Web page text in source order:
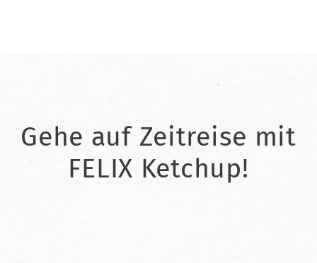
Gehe auf Zeitreise mit
FELIX Ketchup!